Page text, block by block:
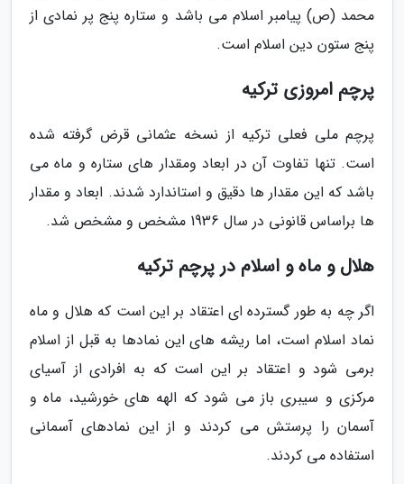
محمد (ص) پیامبر اسلام می باشد و ستاره پنج پر نمادی از
پنج ستون دین اسلام است.
پرچم امروزی ترکیه
پرچم ملی فعلی ترکیه از نسخه عثمانی قرض گرفته شده
است. تنها تفاوت آن در ابعاد ومقدار های ستاره و ماه می
باشد که این مقدار ها دقیق و استاندارد شدند. ابعاد و مقدار
ها براساس قانونی در سال 1936 مشخص و مشخص شد.
هلال و ماه و اسلام در پرچم ترکیه
اگر چه به طور گسترده ای اعتقاد بر این است که هلال و ماه
نماد اسلام است، اما ریشه های این نمادها به قبل از اسلام
برمی شود و اعتقاد بر این است که به افرادی از آسیای
مرکزی و سیبری باز می شود که الهه های خورشید، ماه و
آسمان را پرستش می کردند و از این نمادهای آسمانی
استفاده می کردند.